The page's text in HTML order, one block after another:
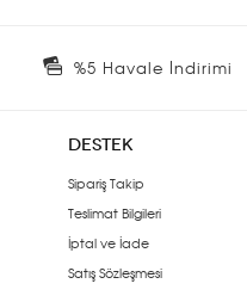
%5 Havale İndirimi
DESTEK
Sipariş Takip
Teslimat Bilgileri
İptal ve İade
Satış Sözleşmesi